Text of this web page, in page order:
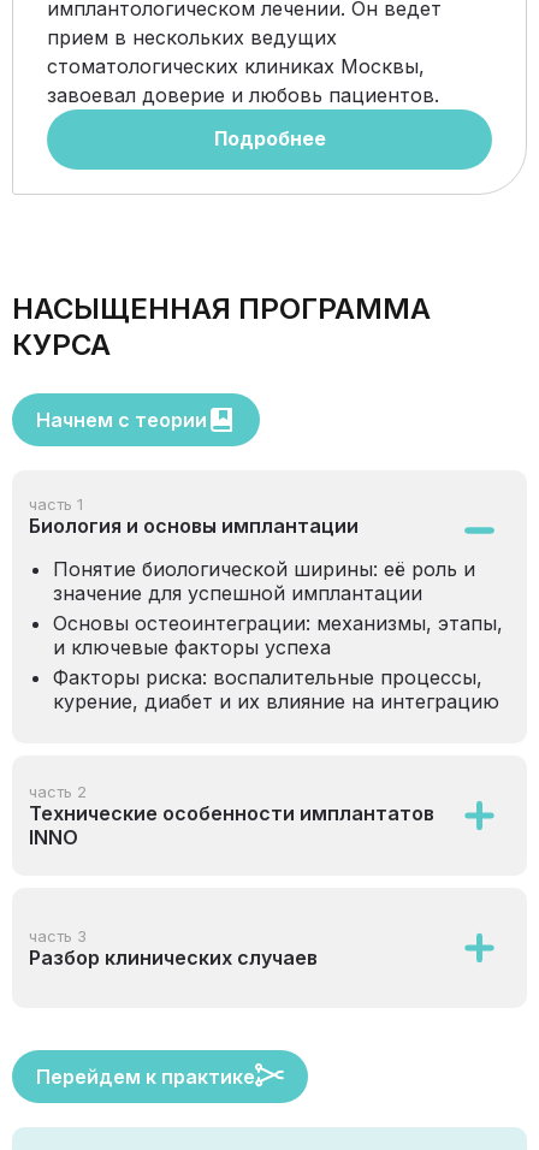
имплантологическом лечении. Он ведет
прием в нескольких ведущих
стоматологических клиниках Москвы,
завоевал доверие и любовь пациентов.
Подробнее
НАСЫЩЕННАЯ ПРОГРАММА
КУРСА
Начнем с теории
часть 1
Биология и основы имплантации
Понятие биологической ширины: её роль и
значение для успешной имплантации
Основы остеоинтеграции: механизмы, этапы,
и ключевые факторы успеха
Факторы риска: воспалительные процессы,
курение, диабет и их влияние на интеграцию
часть 2
Технические особенности имплантатов
INNO
часть 3
Разбор клинических случаев
Перейдем к практике